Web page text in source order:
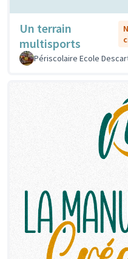
Un terrain
multisports
Périscolaire Ecole